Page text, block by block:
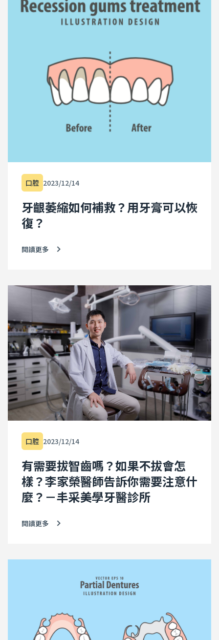
口腔 2023/12/14
牙齦萎縮如何補救？用牙膏可以恢
復？
閱讀更多
口腔 2023/12/14
有需要拔智齒嗎？如果不拔會怎
樣？李家榮醫師告訴你需要注意什
麼？－丰采美學牙醫診所
閱讀更多